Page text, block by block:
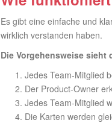
Es gibt eine einfache und
wirklich verstanden haben.
Die Vorgehensweise
Jedes Team-Mitglied
Der Product-Owner
Jedes Team-Mitglied
Die Karten werden